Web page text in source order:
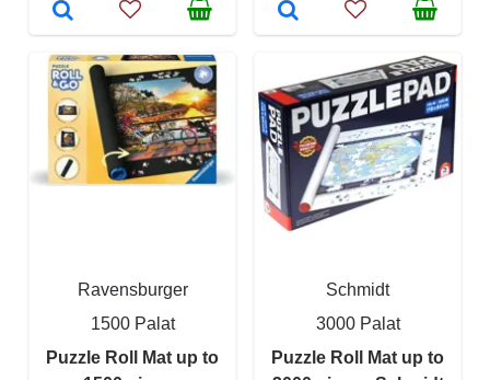
Ravensburger
1500 Palat
Puzzle Roll Mat up to
Schmidt
3000 Palat
Puzzle Roll Mat up to